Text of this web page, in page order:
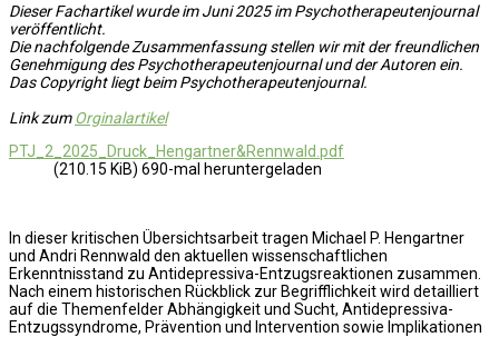
Dieser Fachartikel wurde im Juni 2025 im Psychotherapeutenjournal
veröffentlicht.
Die nachfolgende Zusammenfassung stellen wir mit der freundlichen
Genehmigung des Psychotherapeutenjournal und der Autoren ein.
Das Copyright liegt beim Psychotherapeutenjournal.
Link zumOrginalartikel
PTJ_2_2025_Druck_Hengartner&Rennwald.pdf
(210.15 KiB) 690-mal heruntergeladen
In dieser kritischen Übersichtsarbeit tragen Michael P. Hengartner
und Andri Rennwald den aktuellen wissenschaftlichen
Erkenntnisstand zu Antidepressiva-Entzugsreaktionen zusammen.
Nach einem historischen Rückblick zur Begrifflichkeit wird detailliert
auf die Themenfelder Abhängigkeit und Sucht, Antidepressiva-
Entzugssyndrome, Prävention und Intervention sowie Implikationen